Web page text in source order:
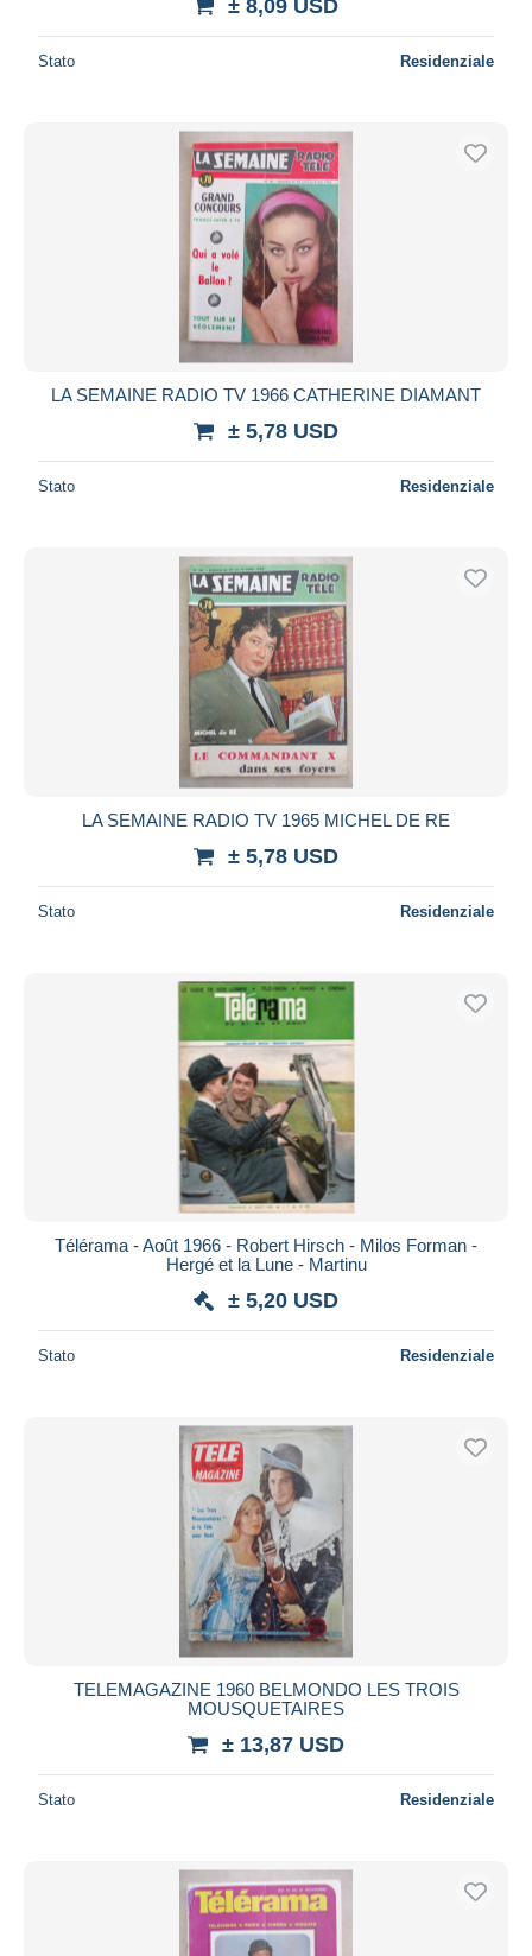
± 8,09 USD
Stato Residenziale
LA SEMAINE RADIO TV 1966 CATHERINE DIAMANT
± 5,78 USD
Stato Residenziale
LA SEMAINE RADIO TV 1965 MICHEL DE RE
± 5,78 USD
Stato Residenziale
Télérama - Août 1966 - Robert Hirsch - Milos Forman -
Hergé et la Lune - Martinu
± 5,20 USD
Stato Residenziale
TELEMAGAZINE 1960 BELMONDO LES TROIS
MOUSQUETAIRES
± 13,87 USD
Stato Residenziale